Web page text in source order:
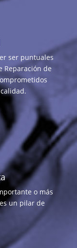
ser puntuales
Reparación de
o más
un pilar de